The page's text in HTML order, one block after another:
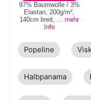
97% Baumwolle / 3%
Elastan 200g/m²
140cm breit
... mehr
Info
Popeline
Halbpanama